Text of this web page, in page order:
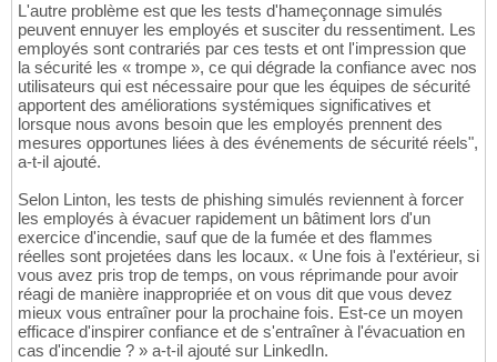
L'autre problème est que les tests d'hameçonnage simulés
peuvent ennuyer les employés et susciter du ressentiment. Les
employés sont contrariés par ces tests et ont l'impression que
la sécurité les « trompe », ce qui dégrade la confiance avec nos
utilisateurs qui est nécessaire pour que les équipes de sécurité
apportent des améliorations systémiques significatives et
lorsque nous avons besoin que les employés prennent des
mesures opportunes liées à des événements de sécurité réels",
a-t-il ajouté.
Selon Linton, les tests de phishing simulés reviennent à forcer
les employés à évacuer rapidement un bâtiment lors d'un
exercice d'incendie, sauf que de la fumée et des flammes
réelles sont projetées dans les locaux. « Une fois à l'extérieur, si
vous avez pris trop de temps, on vous réprimande pour avoir
réagi de manière inappropriée et on vous dit que vous devez
mieux vous entraîner pour la prochaine fois. Est-ce un moyen
efficace d'inspirer confiance et de s'entraîner à l'évacuation en
cas d'incendie ? » a-t-il ajouté sur LinkedIn.